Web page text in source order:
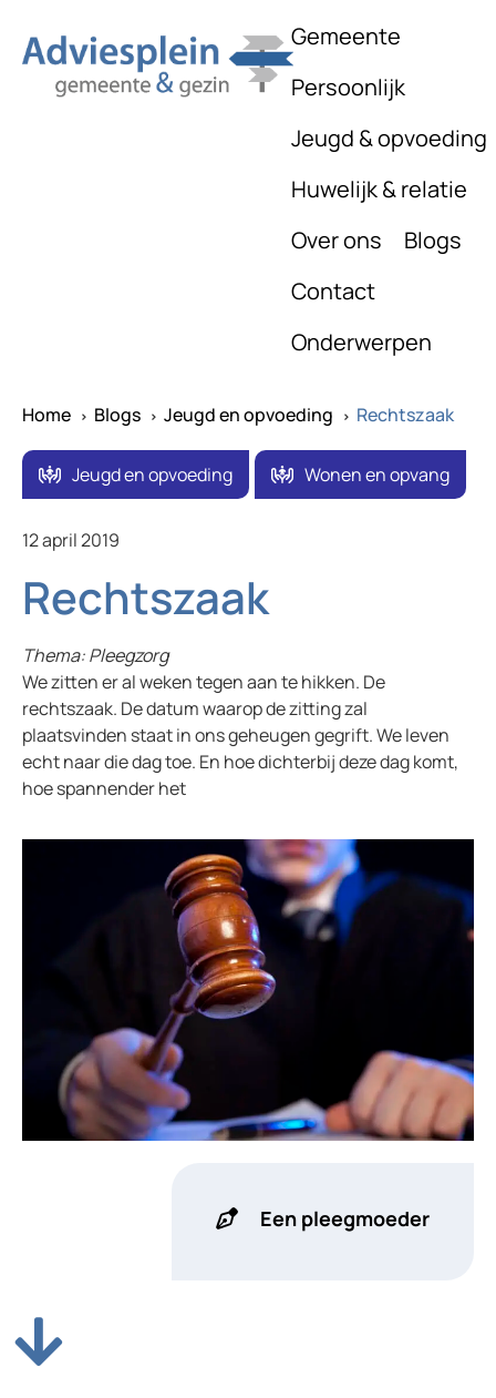
Gemeente
Persoonlijk
Jeugd & opvoeding
Huwelijk & relatie
Over ons
Blogs
Contact
Onderwerpen
Home ^ Blogs ^ Jeugd en opvoeding ^ Rechtszaak
Jeugd en opvoeding Wonen en opvang
12 april 2019
Rechtszaak
Thema: Pleegzorg
We zitten er al weken tegen aan te hikken. De
rechtszaak. De datum waarop de zitting zal
plaatsvinden staat in ons geheugen gegrift. We leven
echt naar die dag toe. En hoe dichterbij deze dag komt,
hoe spannender het
Een pleegmoeder